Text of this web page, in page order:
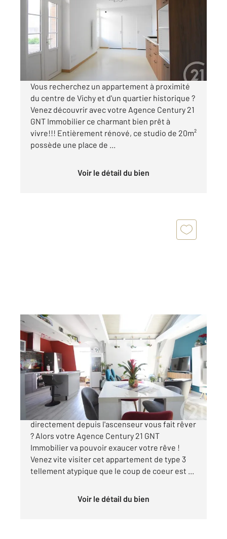
Ref : 1926
Appartement Studio à vendre
82 000 €
Visiter le site dédié
Vous recherchez un appartement à proximité
du centre de Vichy et d'un quartier historique ?
Venez découvrir avec votre Agence Century 21
GNT Immobilier ce charmant bien prêt à
vivre!!! Entièrement rénové, ce studio de 20m²
possède une place de ...
Voir le détail du bien
VICHY 03
59,43 m , 3 pièces
Ref : 1786
Appartement T3 à vendre
214 000 €
Pouvoir entrer dans votre appartement
directement depuis l'ascenseur vous fait rêver
? Alors votre Agence Century 21 GNT
Immobilier va pouvoir exaucer votre rêve !
Venez vite visiter cet appartement de type 3
tellement atypique que le coup de coeur est ...
Voir le détail du bien